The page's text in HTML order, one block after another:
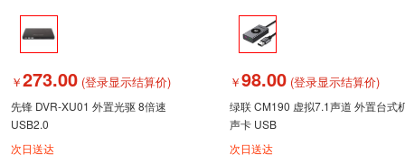
￥273.00 (登录显示结算价)
先锋 DVR-XU01 外置光驱 8倍速
USB2.0
次日送达
￥98.00 (登录显示结算价)
绿联 CM190 虚拟7.1声道 外置台式
声卡 USB
次日送达